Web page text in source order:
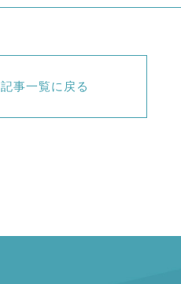
記事一覧に戻る